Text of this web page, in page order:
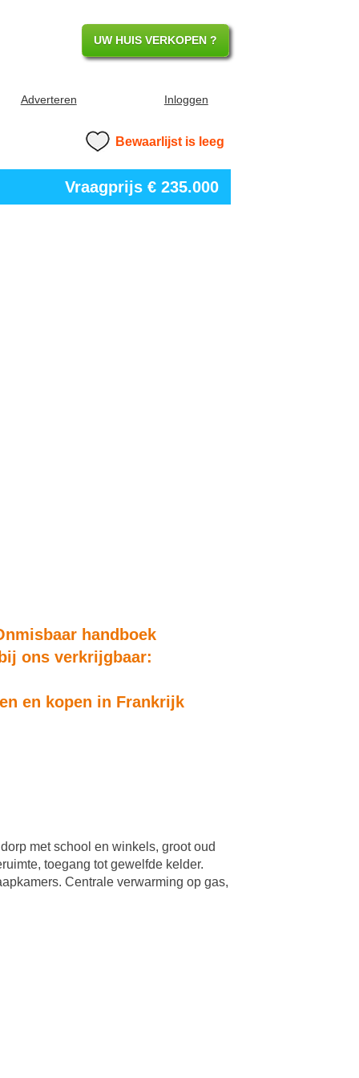
UW HUIS VERKOPEN ?
Adverteren Inloggen
Bewaarlijst is leeg
Vraagprijs € 235.000
handboek
ons verkrijgbaar:
en kopen in Frankrijk
met school en winkels, groot oud
toegang tot gewelfde kelder.
Centrale verwarming op gas,